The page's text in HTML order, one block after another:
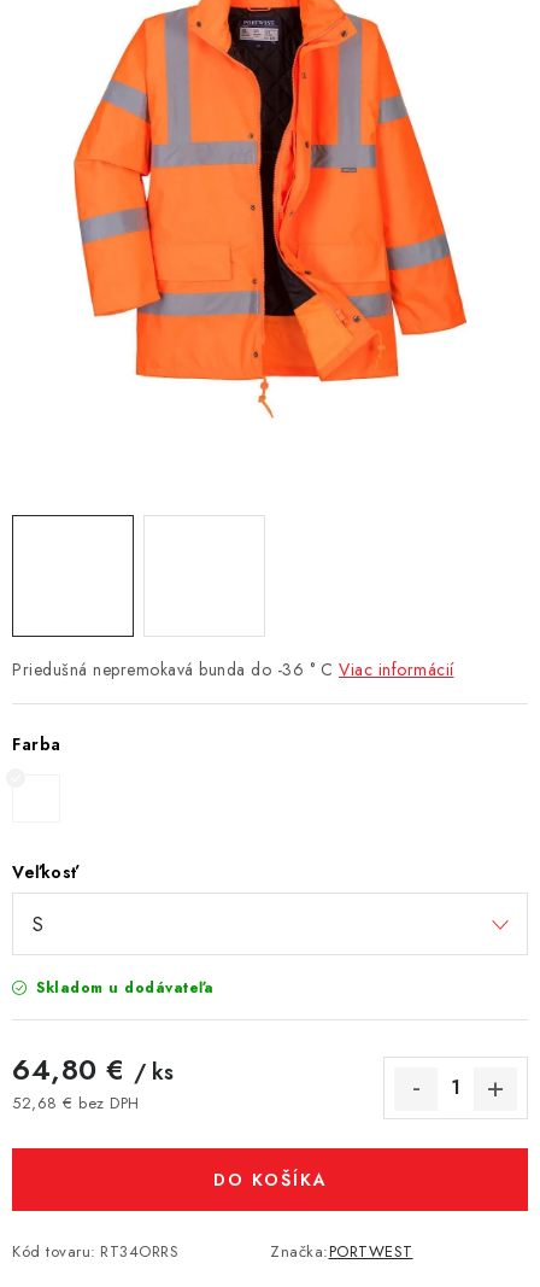
Predajne Kontakt Chránená dielňa
Pre firmy
Katalógy
Doprava, platba a zľavy
Potlač lôg
Formulár na výmenu tovaru
Kto sme
Reklamačný poriadok
Akcie v predajniach
Formulár na vrátenie tovaru /odstúpenie od zmluvy
Obchodné podmienky
Zásady ochrany osobných údajov
Pravidlá a nastavenia cookies
Moja objednávka
Priedušná nepremokavá bunda do -36 ° C Viac informácií
Farba
Veľkosť
Skladom u dodávateľa
64,80 € / ks
52,68 € bez DPH
DO KOŠÍKA
Kód tovaru: RT34ORRS Značka:PORTWEST